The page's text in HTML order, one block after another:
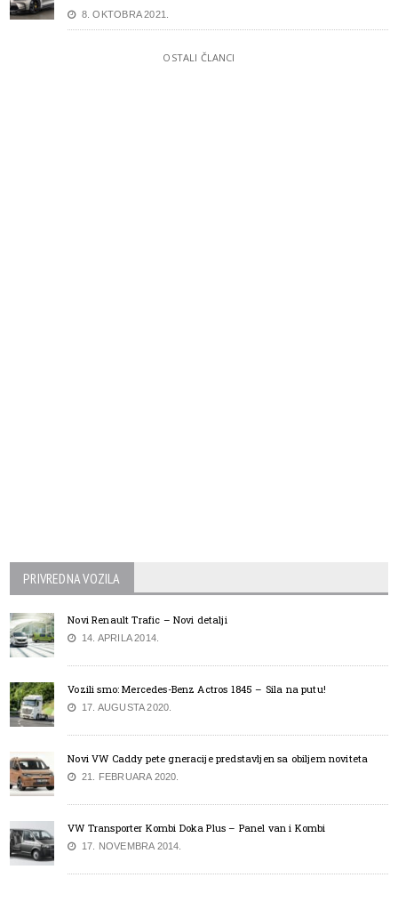
8. OKTOBRA 2021.
OSTALI ČLANCI
PRIVREDNA VOZILA
Novi Renault Trafic – Novi detalji
14. APRILA 2014.
Vozili smo: Mercedes-Benz Actros 1845 – Sila na putu!
17. AUGUSTA 2020.
Novi VW Caddy pete gneracije predstavljen sa obiljem noviteta
21. FEBRUARA 2020.
VW Transporter Kombi Doka Plus – Panel van i Kombi
17. NOVEMBRA 2014.